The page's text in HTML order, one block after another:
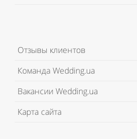
Отзывы клиентов
Команда Wedding.ua
Вакансии Wedding.ua
Карта сайта